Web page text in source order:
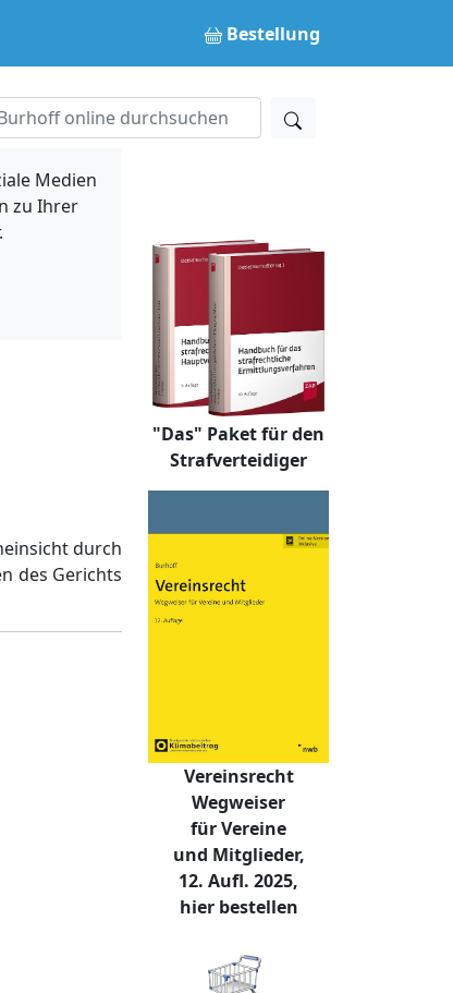
Bestellung
Medien
zu Ihrer
durch
des Gerichts
"Das" Paket für den
Strafverteidiger
Vereinsrecht
Wegweiser
für Vereine
und Mitglieder,
12. Aufl. 2025,
hier bestellen